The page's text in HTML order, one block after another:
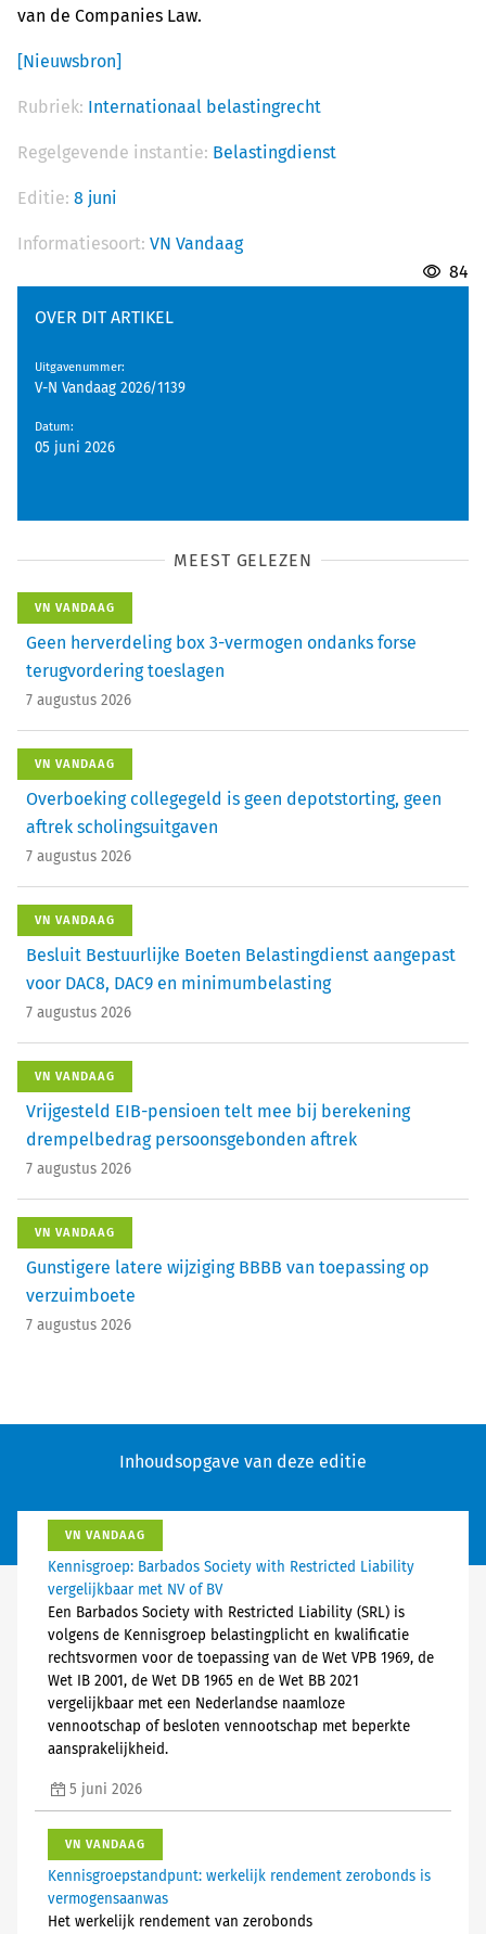
van de Companies Law.
[Nieuwsbron]
Rubriek: Internationaal belastingrecht
Regelgevende instantie: Belastingdienst
Editie: 8 juni
Informatiesoort: VN Vandaag
84
OVER DIT ARTIKEL
Uitgavenummer:
V-N Vandaag 2026/1139
Datum:
05 juni 2026
MEEST GELEZEN
VN VANDAAG
Geen herverdeling box 3-vermogen ondanks forse
terugvordering toeslagen
7 augustus 2026
VN VANDAAG
Overboeking collegegeld is geen depotstorting, geen
aftrek scholingsuitgaven
7 augustus 2026
VN VANDAAG
Besluit Bestuurlijke Boeten Belastingdienst aangepast
voor DAC8, DAC9 en minimumbelasting
7 augustus 2026
VN VANDAAG
Vrijgesteld EIB-pensioen telt mee bij berekening
drempelbedrag persoonsgebonden aftrek
7 augustus 2026
VN VANDAAG
Gunstigere latere wijziging BBBB van toepassing op
verzuimboete
7 augustus 2026
Inhoudsopgave van deze editie
VN VANDAAG
Kennisgroep: Barbados Society with Restricted Liability
vergelijkbaar met NV of BV
Een Barbados Society with Restricted Liability (SRL) is
volgens de Kennisgroep belastingplicht en kwalificatie
rechtsvormen voor de toepassing van de Wet VPB 1969, de
Wet IB 2001, de Wet DB 1965 en de Wet BB 2021
vergelijkbaar met een Nederlandse naamloze
vennootschap of besloten vennootschap met beperkte
aansprakelijkheid.
5 juni 2026
VN VANDAAG
Kennisgroepstandpunt: werkelijk rendement zerobonds is
vermogensaanwas
Het werkelijk rendement van zerobonds